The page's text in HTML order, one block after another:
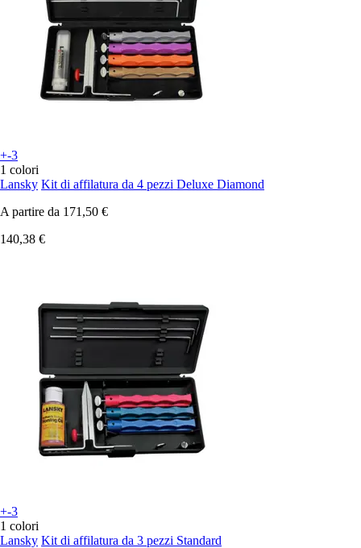
+-3
1 colori
Lansky Kit di affilatura da 4 pezzi Deluxe Diamond
A partire da 171,50 €
140,38 €
+-3
1 colori
Lansky Kit di affilatura da 3 pezzi Standard